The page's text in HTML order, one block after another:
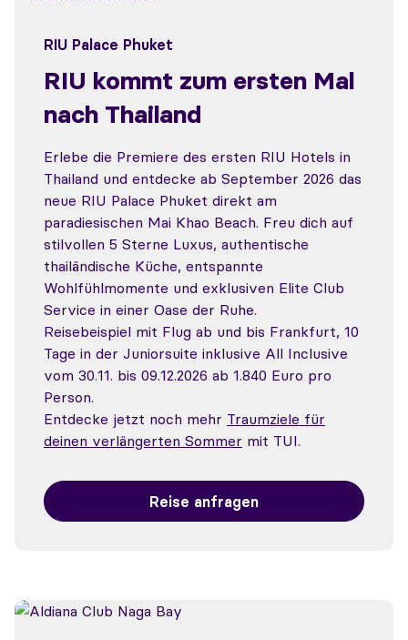
RIU Palace Phuket
RIU kommt zum ersten Mal
nach Thailand
Erlebe die Premiere des ersten RIU Hotels in
Thailand und entdecke ab September 2026 das
neue RIU Palace Phuket direkt am
paradiesischen Mai Khao Beach. Freu dich auf
stilvollen 5 Sterne Luxus, authentische
thailändische Küche, entspannte
Wohlfühlmomente und exklusiven Elite Club
Service in einer Oase der Ruhe.
Reisebeispiel mit Flug ab und bis Frankfurt, 10
Tage in der Juniorsuite inklusive All Inclusive
vom 30.11. bis 09.12.2026 ab 1.840 Euro pro
Person.
Entdecke jetzt noch mehr Traumziele für
deinen verlängerten Sommer mit TUI.
Reise anfragen